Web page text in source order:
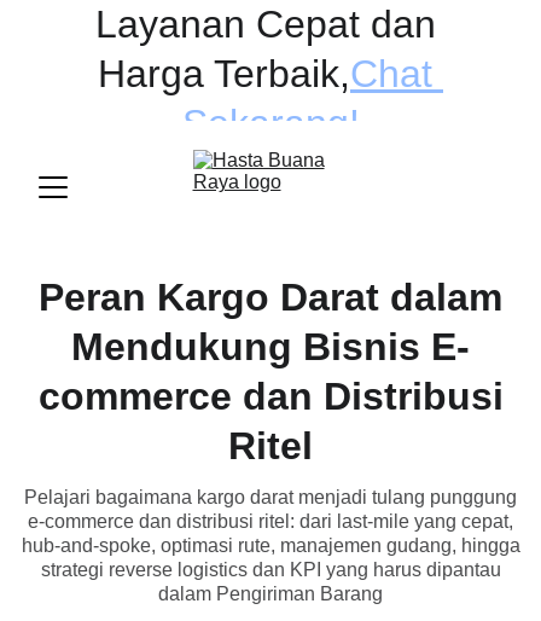
Layanan Cepat dan
Harga Terbaik,Chat
Sekarang!
Peran Kargo Darat dalam
Mendukung Bisnis E-
commerce dan Distribusi
Ritel
Pelajari bagaimana kargo darat menjadi tulang punggung
e-commerce dan distribusi ritel: dari last-mile yang cepat,
hub-and-spoke, optimasi rute, manajemen gudang, hingga
strategi reverse logistics dan KPI yang harus dipantau
dalam Pengiriman Barang